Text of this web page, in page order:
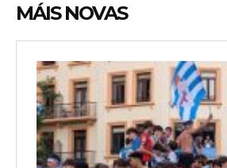
MÁIS NOVAS